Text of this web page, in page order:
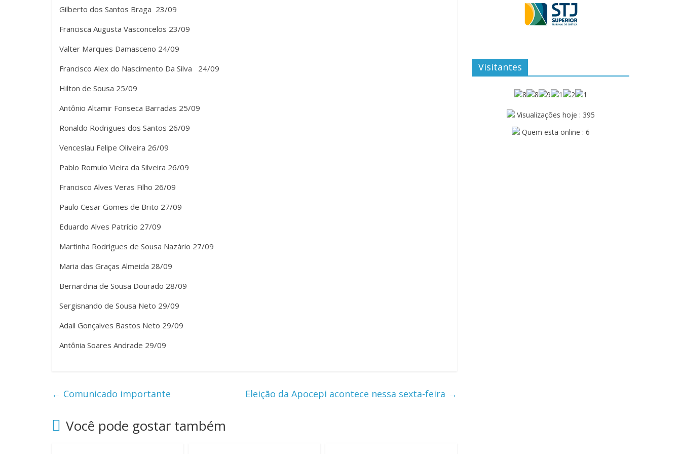
Gilberto dos Santos Braga 23/09
Francisca Augusta Vasconcelos 23/09
Valter Marques Damasceno 24/09
Francisco Alex do Nascimento Da Silva 24/09
Hilton de Sousa 25/09
Antônio Altamir Fonseca Barradas 25/09
Ronaldo Rodrigues dos Santos 26/09
Venceslau Felipe Oliveira 26/09
Pablo Romulo Vieira da Silveira 26/09
Francisco Alves Veras Filho 26/09
Paulo Cesar Gomes de Brito 27/09
Eduardo Alves Patrício 27/09
Martinha Rodrigues de Sousa Nazário 27/09
Maria das Graças Almeida 28/09
Bernardina de Sousa Dourado 28/09
Sergisnando de Sousa Neto 29/09
Adail Gonçalves Bastos Neto 29/09
Antônia Soares Andrade 29/09
← Comunicado importante Eleição da Apocepi acontece nessa sexta-feira →
Você pode gostar também
Visitantes
Visualizações hoje : 395
Quem esta online : 6